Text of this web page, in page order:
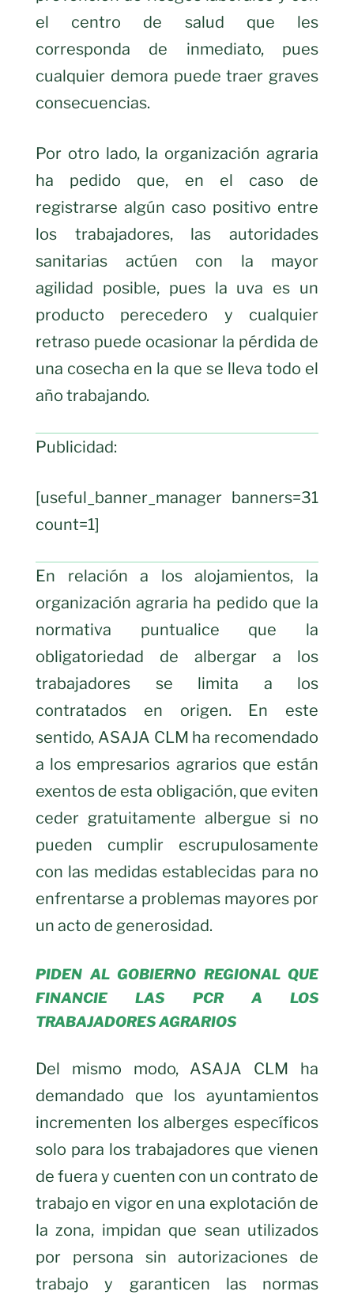
el centro de salud que les
corresponda de inmediato, pues
cualquier demora puede traer graves
consecuencias.
Por otro lado, la organización agraria
ha pedido que, en el caso de
registrarse algún caso positivo entre
los trabajadores, las autoridades
sanitarias actúen con la mayor
agilidad posible, pues la uva es un
producto perecedero y cualquier
retraso puede ocasionar la pérdida de
una cosecha en la que se lleva todo el
año trabajando.
Publicidad:
[useful_banner_manager banners=31
count=1]
En relación a los alojamientos, la
organización agraria ha pedido que la
normativa puntualice que la
obligatoriedad de albergar a los
trabajadores se limita a los
contratados en origen. En este
sentido, ASAJA CLM ha recomendado
a los empresarios agrarios que están
exentos de esta obligación, que eviten
ceder gratuitamente albergue si no
pueden cumplir escrupulosamente
con las medidas establecidas para no
enfrentarse a problemas mayores por
un acto de generosidad.
PIDEN AL GOBIERNO REGIONAL QUE
FINANCIE LAS PCR A LOS
TRABAJADORES AGRARIOS
Del mismo modo, ASAJA CLM ha
demandado que los ayuntamientos
incrementen los alberges específicos
solo para los trabajadores que vienen
de fuera y cuenten con un contrato de
trabajo en vigor en una explotación de
la zona, impidan que sean utilizados
por persona sin autorizaciones de
trabajo y garanticen las normas